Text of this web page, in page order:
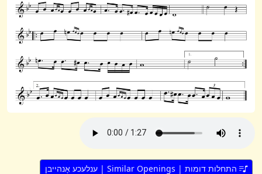
התחלות דומות | Similar Openings | ענלעכע אָנהייבן